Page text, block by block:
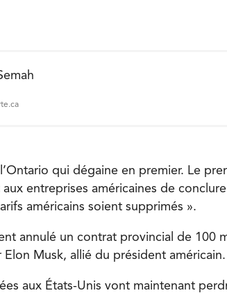
qui dégaine en premier. Le
entreprises américaines de
américains soient supprimés ».
annulé un contrat provincial de 100
Musk, allié du président américain.
aux États-Unis vont maintenant